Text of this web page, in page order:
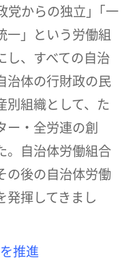
党からの独立」｢一
一」という労働組
し、すべての自治
治体の行財政の民
別組織として、た
ー・全労連の創
。自治体労働組合
の後の自治体労働
発揮してきまし
推進